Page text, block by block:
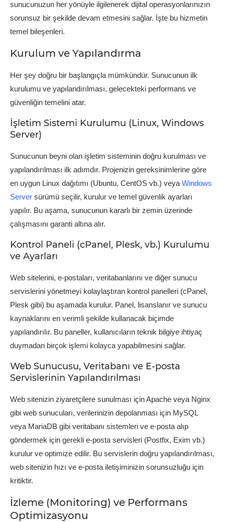
sunucunuzun her yönüyle ilgilenerek dijital operasyonlarınızın
sorunsuz bir şekilde devam etmesini sağlar. İşte bu hizmetin
temel bileşenleri.
Kurulum ve Yapılandırma
Her şey doğru bir başlangıçla mümkündür. Sunucunun ilk
kurulumu ve yapılandırılması, gelecekteki performans ve
güvenliğin temelini atar.
İşletim Sistemi Kurulumu (Linux, Windows
Server)
Sunucunun beyni olan işletim sisteminin doğru kurulması ve
yapılandırılması ilk adımdır. Projenizin gereksinimlerine göre
en uygun Linux dağıtımı (Ubuntu, CentOS vb.) veya Windows
Server sürümü seçilir, kurulur ve temel güvenlik ayarları
yapılır. Bu aşama, sunucunun kararlı bir zemin üzerinde
çalışmasını garanti altına alır.
Kontrol Paneli (cPanel, Plesk, vb.) Kurulumu
ve Ayarları
Web sitelerini, e-postaları, veritabanlarını ve diğer sunucu
servislerini yönetmeyi kolaylaştıran kontrol panelleri (cPanel,
Plesk gibi) bu aşamada kurulur. Panel, lisanslanır ve sunucu
kaynaklarını en verimli şekilde kullanacak biçimde
yapılandırılır. Bu paneller, kullanıcıların teknik bilgiye ihtiyaç
duymadan birçok işlemi kolayca yapabilmesini sağlar.
Web Sunucusu, Veritabanı ve E-posta
Servislerinin Yapılandırılması
Web sitenizin ziyaretçilere sunulması için Apache veya Nginx
gibi web sunucuları, verilerinizin depolanması için MySQL
veya MariaDB gibi veritabanı sistemleri ve e-posta alıp
göndermek için gerekli e-posta servisleri (Postfix, Exim vb.)
kurulur ve optimize edilir. Bu servislerin doğru yapılandırılması,
web sitenizin hızı ve e-posta iletişiminizin sorunsuzluğu için
kritiktir.
İzleme (Monitoring) ve Performans
Optimizasyonu